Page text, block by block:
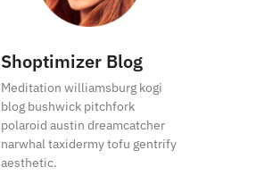
Shoptimizer Blog
Meditation williamsburg kogi
blog bushwick pitchfork
polaroid austin dreamcatcher
narwhal taxidermy tofu gentrify
aesthetic.